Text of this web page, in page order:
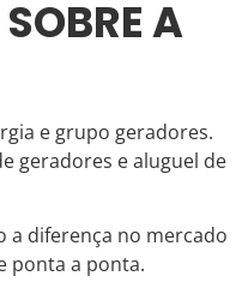
A
e grupo geradores.
geradores e aluguel de
a diferença no mercado
ponta a ponta.